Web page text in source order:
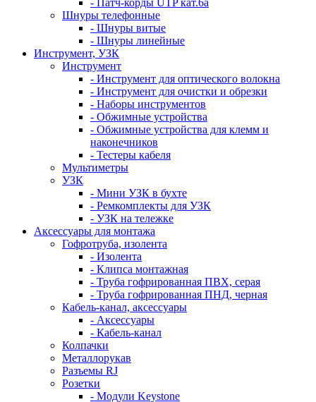
- Патч-корды UTP кат.6а
Шнуры телефонные
- Шнуры витые
- Шнуры линейные
Инструмент, УЗК
Инструмент
- Инструмент для оптического волокна
- Инструмент для очистки и обрезки
- Наборы инструментов
- Обжимные устройства
- Обжимные устройства для клемм и
наконечников
- Тестеры кабеля
Мультиметры
УЗК
- Мини УЗК в бухте
- Ремкомплекты для УЗК
- УЗК на тележке
Аксессуары для монтажа
Гофротруба, изолента
- Изолента
- Клипса монтажная
- Труба гофрированная ПВХ, серая
- Труба гофрированная ПНД, черная
Кабель-канал, аксессуары
- Аксессуары
- Кабель-канал
Колпачки
Металлорукав
Разъемы RJ
Розетки
- Модули Keystone